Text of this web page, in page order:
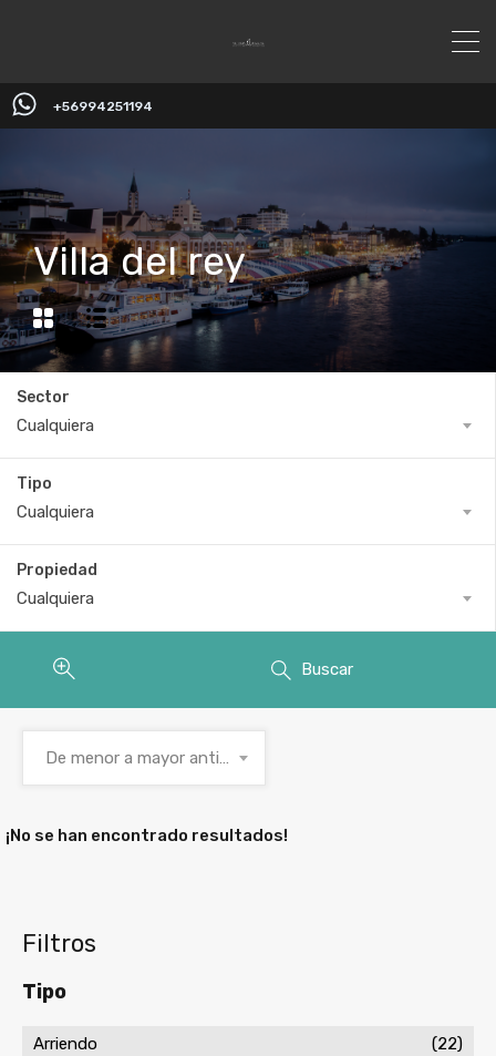
+56994251194
Villa del rey
Sector
Cualquiera
Tipo
Cualquiera
Propiedad
Cualquiera
Buscar
De menor a mayor antigüedad
¡No se han encontrado resultados!
Filtros
Tipo
Arriendo
(22)